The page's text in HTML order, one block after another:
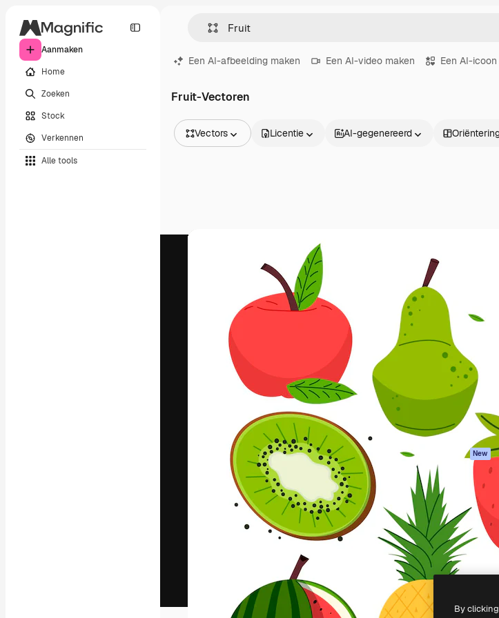
Aanmaken
Home
Zoeken
Stock
Verkennen
Alle tools
Een AI-afbeelding maken Een AI-video maken Een AI-
Fruit-Vectoren
Vectors
Video's
Licentie AI-gegenereerd
Het creatieve platform om je beste werk te
creëren. Meer dan 1 miljoen abonnees
onder creatievelingen, ondernemingen,
bureaus en studio's.
Nederlands
Producten
Spaces
AI-assistent
AI Image
AI Video
AI Voice
Stockcontent
MCP voor
Claude/
Agenten New
API
Mobiele app
Alle Magnific-
Freepik Company S.L.U. Alle rechten
By